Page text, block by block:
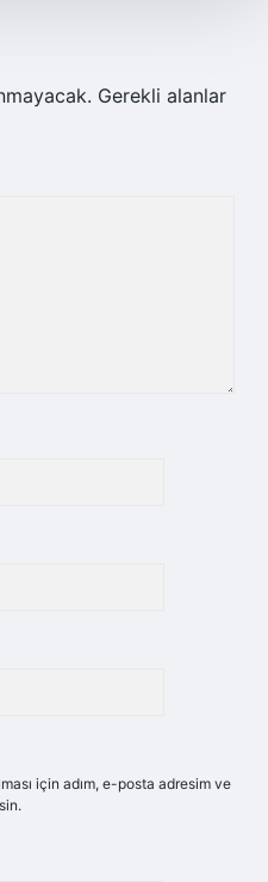
Gerekli alanlar
için adım, e-posta adresim ve